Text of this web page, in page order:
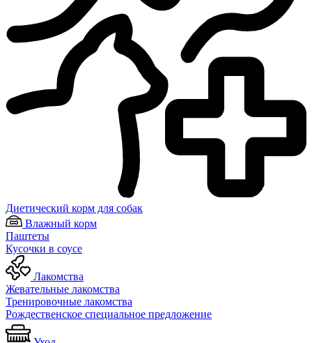
Диетический корм для собак
Влажный корм
Паштеты
Кусочки в соусе
Лакомства
Жевательные лакомства
Тренировочные лакомства
Рождественское специальное предложение